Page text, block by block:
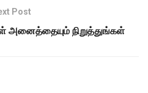
Post
அனைத்தையும் நிறுத்துங்கள்